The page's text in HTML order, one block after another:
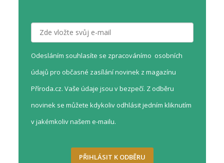
Odesláním souhlasíte se zpracovánímo osobních
údajů pro občasné zasílání novinek z magazínu
Příroda.cz. Vaše údaje jsou v bezpečí. Z odběru
novinek se můžete kdykoliv odhlásit jedním kliknutím
v jakémkoliv našem e-mailu.
PŘIHLÁSIT K ODBĚRU